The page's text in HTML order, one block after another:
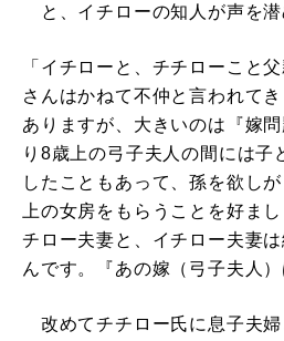
と、イチローの知人が声を潜
「イチローと、チチローこと
さんはかねて不仲と言われて
ありますが、大きいのは『嫁
り8歳上の弓子夫人の間には子
したこともあって、孫を欲し
上の女房をもらうことを好ま
チロー夫妻と、イチロー夫妻
んです。『あの嫁（弓子夫人）
改めてチチロー氏に息子夫